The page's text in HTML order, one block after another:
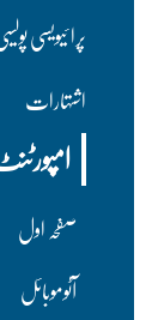
پرا ئیویسی
اشتہارات
صفحہ اول
آٹوموبائل